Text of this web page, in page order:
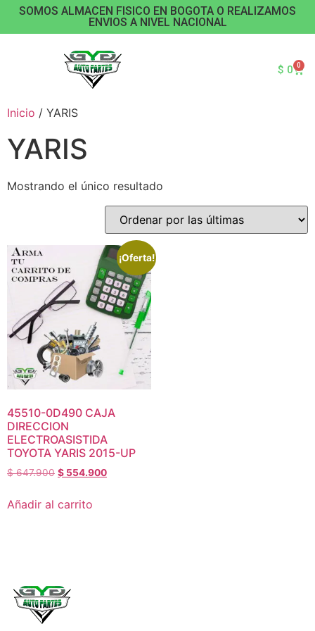
SOMOS ALMACEN FISICO EN BOGOTA O REALIZAMOS
ENVIOS A NIVEL NACIONAL
$ 0 0
Inicio / YARIS
YARIS
Mostrando el único resultado
¡Oferta!
45510-0D490 CAJA
DIRECCION
ELECTROASISTIDA
TOYOTA YARIS 2015-UP
$647.900 $ 554.900
Añadir al carrito